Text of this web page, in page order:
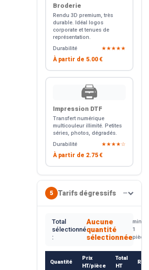
Broderie
Rendu 3D premium, très
durable. Idéal logos
corporate et tenues de
représentation.
Durabilité
★★★★★
À partir de 5.00 €
🖨️
Impression DTF
Transfert numérique
multicouleur illimité. Petites
séries, photos, dégradés.
Durabilité
★★★★☆
À partir de 2.75 €
5 Tarifs dégressifs —
Total
sélectionné
:
Aucune
quantité
sélectionnée
min.
1
pièce
Quantité
Prix
HT/pièce
Total
HT